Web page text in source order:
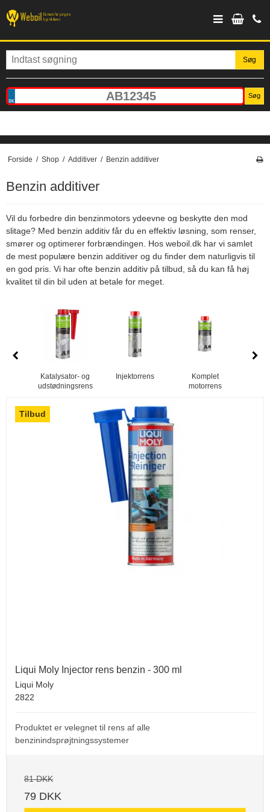
Søg
Søg
Forside / Shop / Additiver / Benzin additiver
Benzin additiver
Vil du forbedre din benzinmotors ydeevne og beskytte den mod
slitage? Med benzin additiv får du en effektiv løsning, som renser,
smører og optimerer forbrændingen. Hos weboil.dk har vi samlet
de mest populære benzin additiver og du finder dem naturligvis til
en god pris. Vi har ofte benzin additiv på tilbud, så du kan få høj
kvalitet til din bil uden at betale for meget.
Katalysator- og
udstødningsrens
Injektorrens
Komplet
motorrens
Tilbud
Liqui Moly Injector rens benzin - 300 ml
Liqui Moly
2822
Produktet er velegnet til rens af alle
benzinindsprøjtningssystemer
81 DKK
79 DKK